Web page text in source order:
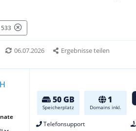
06.07.2026 Ergebnisse teilen
50 GB
Speicherplatz
1
Domains inkl.
Telefonsupport